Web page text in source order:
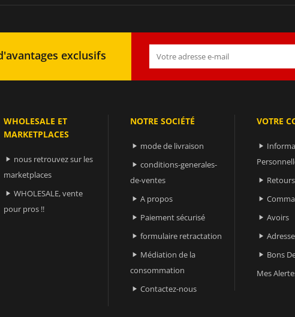
exclusifs
WHOLESALE ET
MARKETPLACES
 nous retrouvez sur les
marketplaces
 WHOLESALE, vente
pour pros !!
NOTRE SOCIÉTÉ
 mode de livraison
 conditions-generales-
de-ventes
 A propos
 Paiement sécurisé
 formulaire retractation
 Médiation de la
consommation
 Contactez-nous
VOTRE



 Avoirs

 Bons
Mes